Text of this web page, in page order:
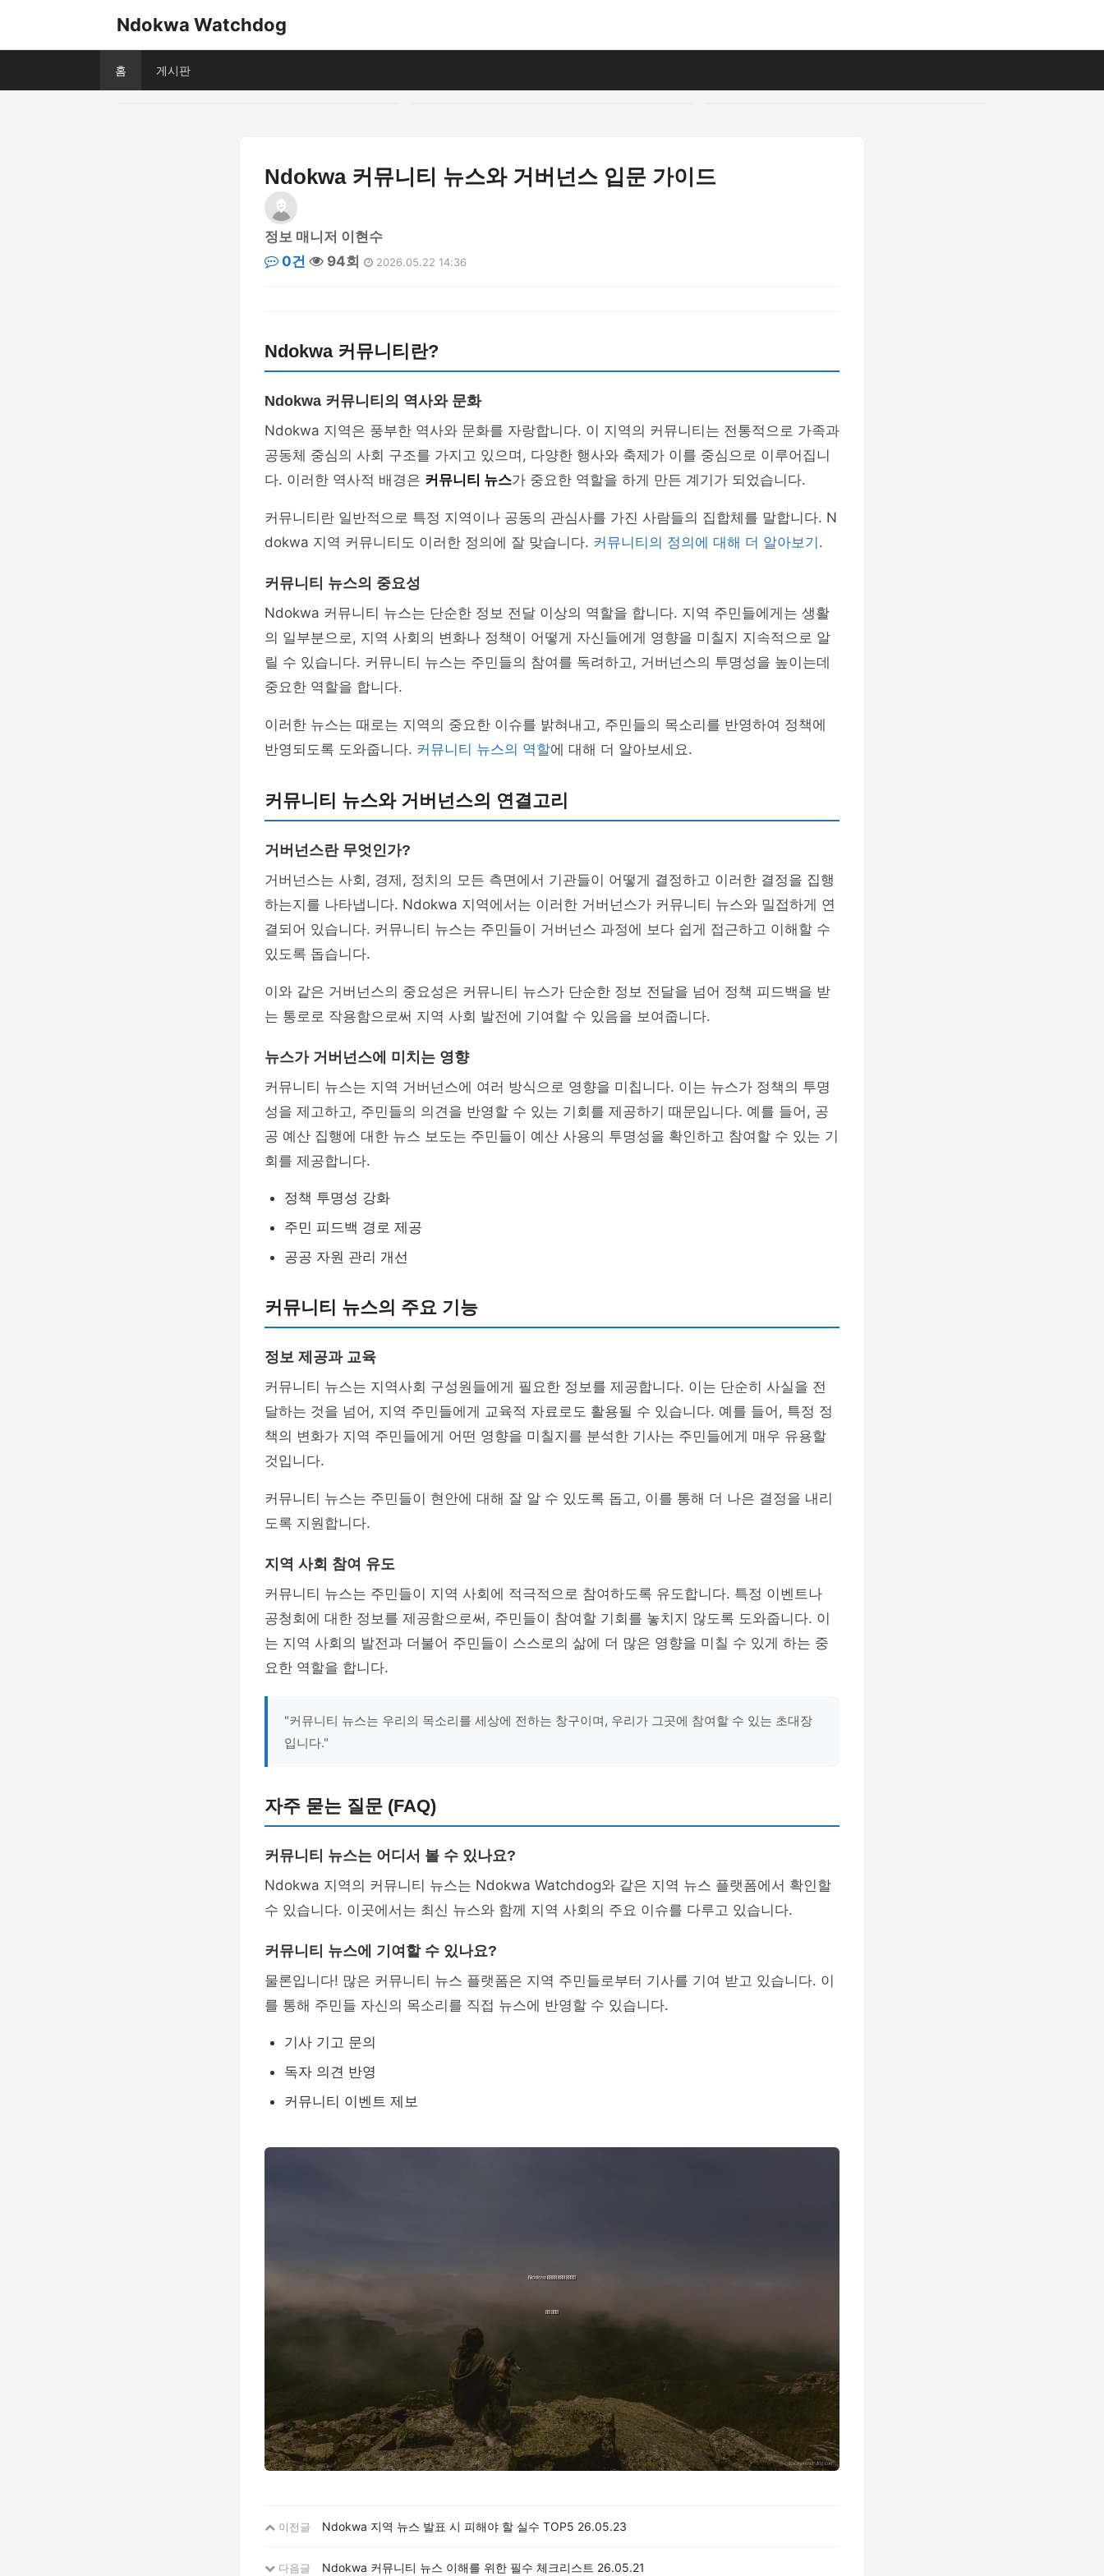
Ndokwa Watchdog
홈 게시판
Ndokwa 커뮤니티 뉴스와 거버넌스 입문 가이드
정보 매니저 이현수
0건
94회 2026.05.22 14:36
Ndokwa 커뮤니티란?
Ndokwa 커뮤니티의 역사와 문화
Ndokwa 지역은 풍부한 역사와 문화를 자랑합니다. 이 지역의 커뮤니티는 전통적으로 가족과
공동체 중심의 사회 구조를 가지고 있으며, 다양한 행사와 축제가 이를 중심으로 이루어집니
다. 이러한 역사적 배경은 커뮤니티 뉴스가 중요한 역할을 하게 만든 계기가 되었습니다.
커뮤니티란 일반적으로 특정 지역이나 공동의 관심사를 가진 사람들의 집합체를 말합니다. N
dokwa 지역 커뮤니티도 이러한 정의에 잘 맞습니다. 커뮤니티의 정의에 대해 더 알아보기 .
커뮤니티 뉴스의 중요성
Ndokwa 커뮤니티 뉴스는 단순한 정보 전달 이상의 역할을 합니다. 지역 주민들에게는 생활
의 일부분으로, 지역 사회의 변화나 정책이 어떻게 자신들에게 영향을 미칠지 지속적으로 알
릴 수 있습니다. 커뮤니티 뉴스는 주민들의 참여를 독려하고, 거버넌스의 투명성을 높이는데
중요한 역할을 합니다.
이러한 뉴스는 때로는 지역의 중요한 이슈를 밝혀내고, 주민들의 목소리를 반영하여 정책에
반영되도록 도와줍니다. 커뮤니티 뉴스의 역할에 대해 더 알아보세요.
커뮤니티 뉴스와 거버넌스의 연결고리
거버넌스란 무엇인가?
거버넌스는 사회, 경제, 정치의 모든 측면에서 기관들이 어떻게 결정하고 이러한 결정을 집행
하는지를 나타냅니다. Ndokwa 지역에서는 이러한 거버넌스가 커뮤니티 뉴스와 밀접하게 연
결되어 있습니다. 커뮤니티 뉴스는 주민들이 거버넌스 과정에 보다 쉽게 접근하고 이해할 수
있도록 돕습니다.
이와 같은 거버넌스의 중요성은 커뮤니티 뉴스가 단순한 정보 전달을 넘어 정책 피드백을 받
는 통로로 작용함으로써 지역 사회 발전에 기여할 수 있음을 보여줍니다.
뉴스가 거버넌스에 미치는 영향
커뮤니티 뉴스는 지역 거버넌스에 여러 방식으로 영향을 미칩니다. 이는 뉴스가 정책의 투명
성을 제고하고, 주민들의 의견을 반영할 수 있는 기회를 제공하기 때문입니다. 예를 들어, 공
공 예산 집행에 대한 뉴스 보도는 주민들이 예산 사용의 투명성을 확인하고 참여할 수 있는 기
회를 제공합니다.
정책 투명성 강화
주민 피드백 경로 제공
공공 자원 관리 개선
커뮤니티 뉴스의 주요 기능
정보 제공과 교육
커뮤니티 뉴스는 지역사회 구성원들에게 필요한 정보를 제공합니다. 이는 단순히 사실을 전
달하는 것을 넘어, 지역 주민들에게 교육적 자료로도 활용될 수 있습니다. 예를 들어, 특정 정
책의 변화가 지역 주민들에게 어떤 영향을 미칠지를 분석한 기사는 주민들에게 매우 유용할
것입니다.
커뮤니티 뉴스는 주민들이 현안에 대해 잘 알 수 있도록 돕고, 이를 통해 더 나은 결정을 내리
도록 지원합니다.
지역 사회 참여 유도
커뮤니티 뉴스는 주민들이 지역 사회에 적극적으로 참여하도록 유도합니다. 특정 이벤트나
공청회에 대한 정보를 제공함으로써, 주민들이 참여할 기회를 놓치지 않도록 도와줍니다. 이
는 지역 사회의 발전과 더불어 주민들이 스스로의 삶에 더 많은 영향을 미칠 수 있게 하는 중
요한 역할을 합니다.
"커뮤니티 뉴스는 우리의 목소리를 세상에 전하는 창구이며, 우리가 그곳에 참여할 수 있는 초대장
입니다."
자주 묻는 질문 (FAQ)
커뮤니티 뉴스는 어디서 볼 수 있나요?
Ndokwa 지역의 커뮤니티 뉴스는 Ndokwa Watchdog와 같은 지역 뉴스 플랫폼에서 확인할
수 있습니다. 이곳에서는 최신 뉴스와 함께 지역 사회의 주요 이슈를 다루고 있습니다.
커뮤니티 뉴스에 기여할 수 있나요?
물론입니다! 많은 커뮤니티 뉴스 플랫폼은 지역 주민들로부터 기사를 기여 받고 있습니다. 이
를 통해 주민들 자신의 목소리를 직접 뉴스에 반영할 수 있습니다.
기사 기고 문의
독자 의견 반영
커뮤니티 이벤트 제보
이전글 Ndokwa 지역 뉴스 발표 시 피해야 할 실수 TOP5 26.05.23
다음글 Ndokwa 커뮤니티 뉴스 이해를 위한 필수 체크리스트 26.05.21